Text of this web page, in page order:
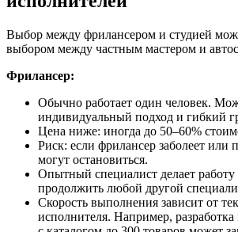
Выбор между фрилансером и студией
выбором между частным мастером и
Фрилансер:
Обычно работает один человек.
индивидуальный подход и гибкий
Цена ниже: иногда до 50–60%
Риск: если фрилансер заболеет или
могут остановиться.
Опытный специалист делает работу
продолжить любой другой
Скорость выполнения зависит от
исполнителя. Например, разработка